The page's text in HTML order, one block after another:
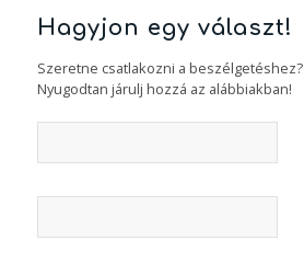
Hagyjon egy választ!
Szeretne csatlakozni a beszélgetéshez?
Nyugodtan járulj hozzá az alábbiakban!